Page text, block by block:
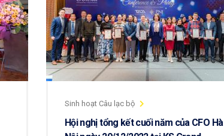
Sinh hoạt Câu lạc bộ
Hội nghị tổng kết cuối năm của CFO Hà